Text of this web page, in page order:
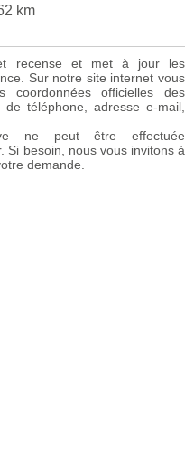
km
recense et met à jour les
Sur notre site internet vous
coordonnées officielles des
téléphone, adresse e-mail,
ne peut être effectuée
Si besoin, nous vous invitons à
demande.